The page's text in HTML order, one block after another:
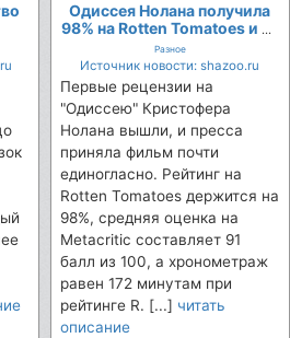
Одиссея Нолана получила
98% на Rotten Tomatoes и 91
балл на Metacritic – отзывы
критиков
Разное
Источник новости: shazoo.ru
Первые рецензии на
"Одиссею" Кристофера
Нолана вышли, и пресса
приняла фильм почти
единогласно. Рейтинг на
Rotten Tomatoes держится на
98%, средняя оценка на
Metacritic составляет 91
балл из 100, а хронометраж
равен 172 минутам при
рейтинге R. [...] читать
описание